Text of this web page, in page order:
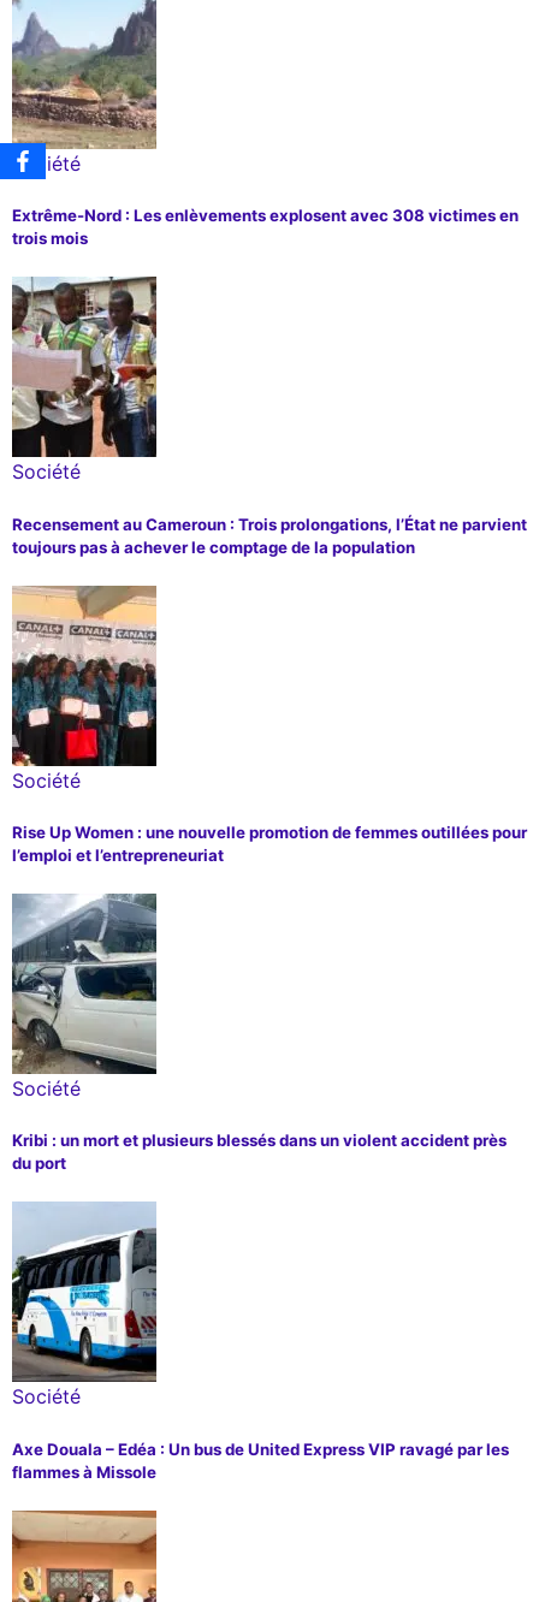
Société
Extrême-Nord : Les enlèvements explosent avec 308 victimes en
trois mois
Société
Recensement au Cameroun : Trois prolongations, l’État ne parvient
toujours pas à achever le comptage de la population
Société
Rise Up Women : une nouvelle promotion de femmes outillées pour
l’emploi et l’entrepreneuriat
Société
Kribi : un mort et plusieurs blessés dans un violent accident près
du port
Société
Axe Douala – Edéa : Un bus de United Express VIP ravagé par les
flammes à Missole